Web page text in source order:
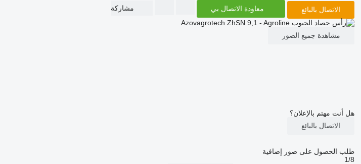
الاتصال بالبائع
معاودة الاتصال بي مشاركة
مشاهدة جميع الصور
هل أنت مهتم بالإعلان؟
الاتصال بالبائع
طلب الحصول على صور إضافية
1/8